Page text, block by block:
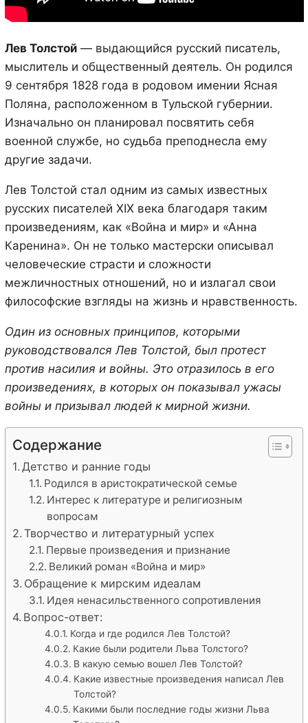
Лев Толстой— выдающийся русский писатель,
мыслитель и общественный деятель. Он родился
9 сентября 1828 года в родовом имении Ясная
Поляна, расположенном в Тульской губернии.
Изначально он планировал посвятить себя
военной службе, но судьба преподнесла ему
другие задачи.
Лев Толстой стал одним из самых известных
русских писателей XIX века благодаря таким
произведениям, как «Война и мир» и «Анна
Каренина». Он не только мастерски описывал
человеческие страсти и сложности
межличностных отношений, но и излагал свои
философские взгляды на жизнь и нравственность.
Один из основных принципов, которыми
руководствовался Лев Толстой, был протест
против насилия и войны. Это отразилось в его
произведениях, в которых он показывал ужасы
войны и призывал людей к мирной жизни.
Содержание
Детство и ранние годы
Родился в аристократической семье
Интерес к литературе и религиозным
вопросам
Творчество и литературный успех
Первые произведения и признание
Великий роман «Война и мир»
Обращение к мирским идеалам
Идея ненасильственного сопротивления
Вопрос-ответ:
Когда и где родился Лев Толстой?
Какие были родители Льва Толстого?
В какую семью вошел Лев Толстой?
Какие известные произведения написал Лев
Толстой?
Какими были последние годы жизни Льва